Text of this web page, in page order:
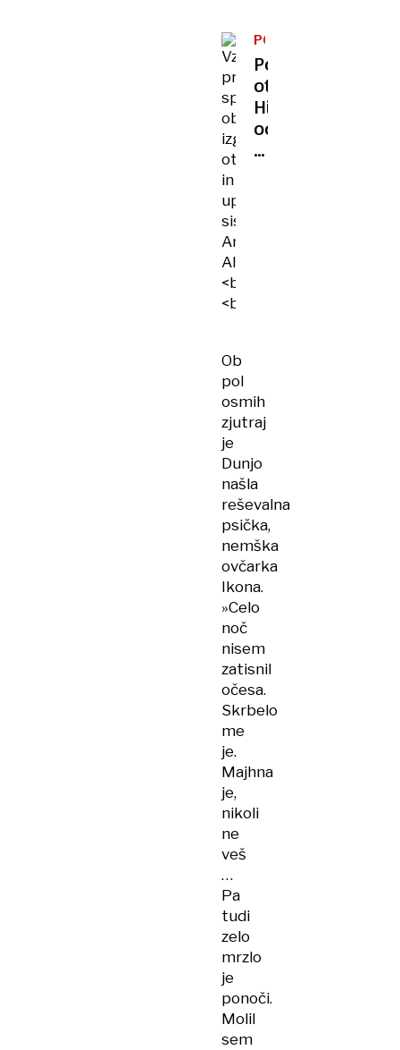
POGREŠANI
OTROCI
Pogrešani
otroci:
Hitri
odziv
Amber
Ob
pol
osmih
zjutraj
je
Dunjo
našla
reševalna
psička,
nemška
ovčarka
Ikona.
»Celo
noč
nisem
zatisnil
očesa.
Skrbelo
me
je.
Majhna
je,
nikoli
ne
veš
…
Pa
tudi
zelo
mrzlo
je
ponoči.
Molil
sem